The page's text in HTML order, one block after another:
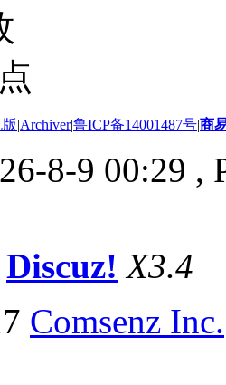
|Archiver|鲁ICP备14001487号|商
8-9 00:29 ,
Discuz! X3.4
Comsenz Inc.